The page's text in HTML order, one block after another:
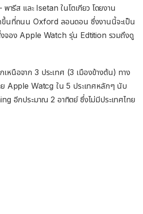
รีส และ Isetan ในโตเกียว โดยงาน
ขึ้นที่ถนน Oxford ลอนดอน ซึ่งงานนี้จะเป็น
จอง Apple Watch รุ่น Edtition รวมถึงดู
หนือจาก 3 ประเทศ (3 เมืองข้างต้น) ทาง
ย Apple Watcg ใน 5 ประเทศหลักๆ นับ
อีกประมาณ 2 อาทิตย์ ซึ่งไม่มีประเทศไทย